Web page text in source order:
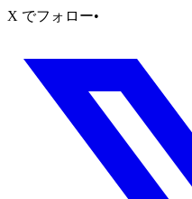
X でフォロー•